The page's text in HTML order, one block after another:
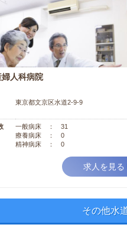
人科病院
東京都文京区水道2-9-9
一般病床 ： 31
療養病床 ： 0
精神病床 ： 0
求人を見る
その他水